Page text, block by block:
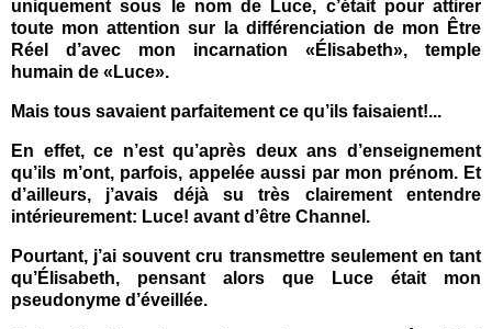
uniquement sous le nom de Luce, c’était pour attirer
toute mon attention sur la différenciation de mon Être
Réel d’avec mon incarnation «Élisabeth», temple
humain de «Luce».
Mais tous savaient parfaitement ce qu’ils faisaient!...
En effet, ce n’est qu’après deux ans d’enseignement
qu’ils m’ont, parfois, appelée aussi par mon prénom. Et
d’ailleurs, j’avais déjà su très clairement entendre
intérieurement: Luce! avant d’être Channel.
Pourtant, j’ai souvent cru transmettre seulement en tant
qu’Élisabeth, pensant alors que Luce était mon
pseudonyme d’éveillée.